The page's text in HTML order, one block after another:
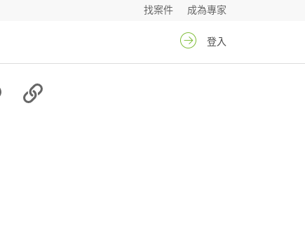
成為專家
找案件
登入